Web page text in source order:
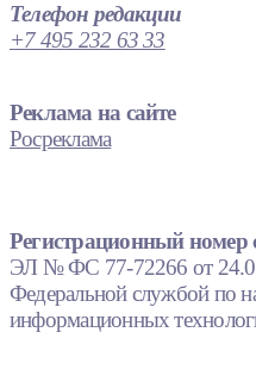
Телефон редакции
+7 495 232 63 33
Реклама на сайте
Росреклама
Регистрационный номер
ЭЛ № ФС 77-72266 от
Федеральной службой по
информационных